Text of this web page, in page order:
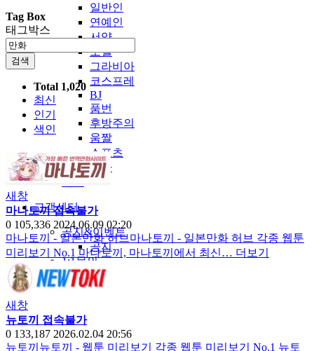
일반인
연예인
서양
모델
그라비아
코스프레
BJ
품번
후방주의
움짤
스포츠
기타
야썰
고객센터
공지&이벤트
공지
1:1문의
광고문의
Tag Box
태그박스
검색
Total 1,020
최신
인기
색인
새창
마나토끼 접속불가
0 105,336 2024.06.09 02:20
마나토끼 - 일본만화 허브마나토끼 - 일본만화 허브 각종 웹툰
미리보기 No.1 마나토끼, 마나토끼에서 최신… 더보기
새창
뉴토끼 접속불가
0 133,187 2026.02.04 20:56
뉴토끼뉴토끼 - 웹툰 미리보기 각종 웹툰 미리보기 No.1 뉴토